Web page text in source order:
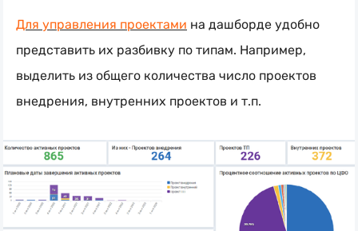
Для управления проектами на дашборде удобно
представить их разбивку по типам. Например,
выделить из общего количества число проектов
внедрения, внутренних проектов и т.п.